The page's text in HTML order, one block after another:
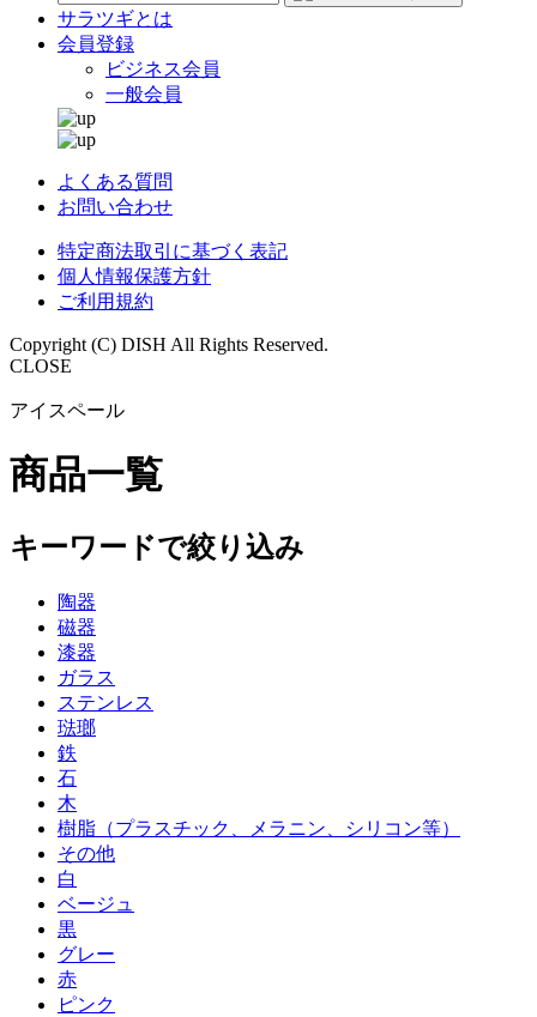
サラツギとは
会員登録
ビジネス会員
一般会員
よくある質問
お問い合わせ
特定商法取引に基づく表記
個人情報保護方針
ご利用規約
Copyright (C) DISH All Rights Reserved.
CLOSE
アイスペール
商品一覧
キーワードで絞り込み
陶器
磁器
漆器
ガラス
ステンレス
琺瑯
鉄
石
木
樹脂（プラスチック、メラニン、シリコン等）
その他
白
ベージュ
黒
グレー
赤
ピンク